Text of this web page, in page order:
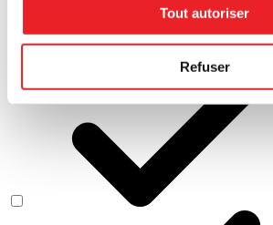
Tout autoriser
Refuser